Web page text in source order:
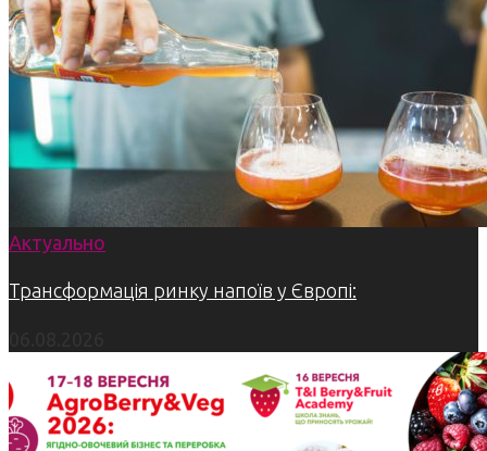
Актуально
Трансформація ринку напоїв у Європі: